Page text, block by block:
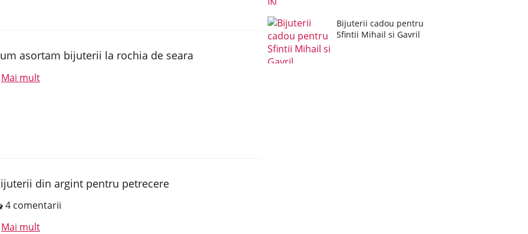
asortam bijuterii la rochia de seara
Mai mult
din argint pentru petrecere
4 comentarii
Mai mult
Bijuterii cadou pentru
Sfintii Mihail si Gavril